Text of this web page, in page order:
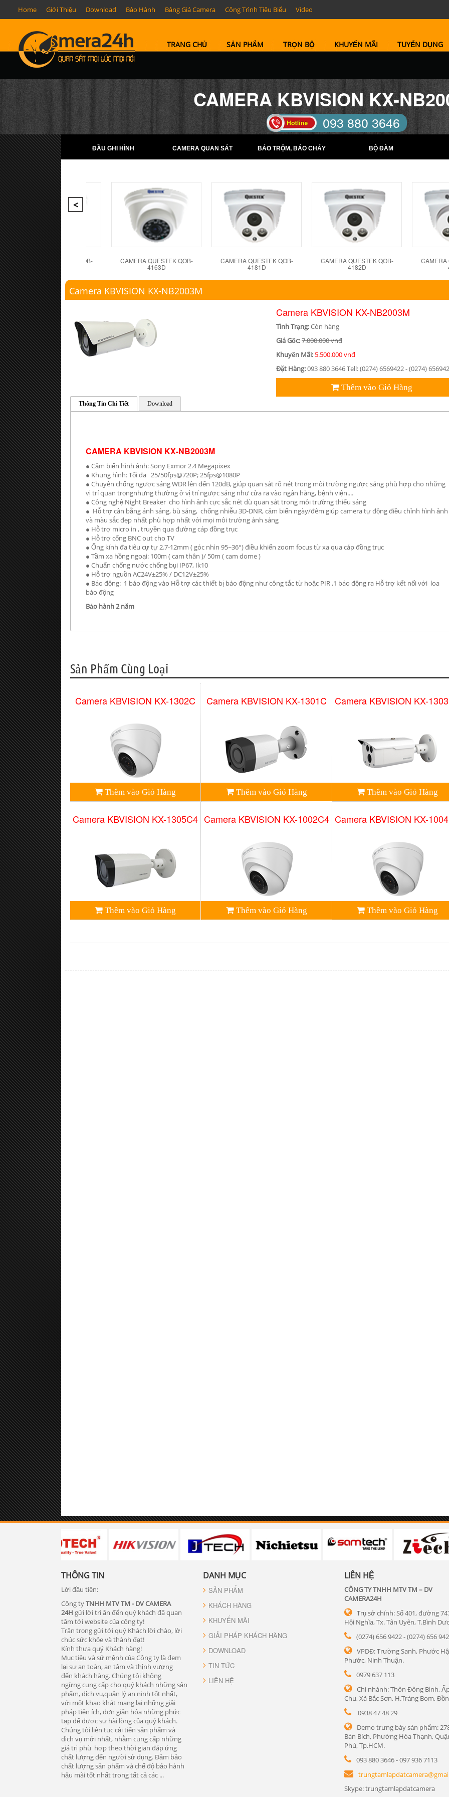
Home Giới Thiệu Download Bảo Hành Bảng Giá Camera Công Trình Tiêu Biểu Video
TRANG CHỦ SẢN PHẨM TRỌN BỘ KHUYẾN MÃI TUYỂN DỤNG
CAMERA KBVISION KX-
093 880 3646
TELL: (0274) 6569422 -
(0274) 6569423
ĐẦU GHI HÌNH CAMERA QUAN SÁT BÁO TRỘM, BÁO CHÁY BỘ ĐÀM
CAMERA QUESTEK QOB-
4162D
CAMERA QUESTEK QOB-
4163D
CAMERA QUESTEK QOB-
4181D
CAMERA QUESTEK QOB-
4182D
CAMERA
Camera KBVISION KX-NB2003M
Camera KBVISION KX-NB2003M
Tình Trạng:Còn hàng
Giá Gốc:7.000.000 vnđ
Khuyến Mãi: 5.500.000 vnđ
Đặt Hàng:093 880 3646 Tell: (0274) 6569422 - (0274)
Thêm vào Giỏ Hàng
Thông Tin Chi Tiết Download
CAMERA KBVISION KX-NB2003M
● Cảm biến hình ảnh: Sony Exmor 2.4 Megapixex
● Khung hình: Tối đa 25/50fps@720P; 25fps@1080P
● Chuyên chống ngược sáng WDR lên đến 120dB, giúp quan sát rõ nét trong môi trường ngược sáng phù hợp cho những
vị trí quan trọngnhưng thường ở vị trí ngược sáng như cửa ra vào ngân hàng, bệnh viện....
● Công nghệ Night Breaker cho hình ảnh cực sắc nét dù quan sát trong môi trường thiếu sáng
● Hỗ trợ cân bằng ánh sáng, bù sáng, chống nhiễu 3D-DNR, cảm biến ngày/đêm giúp camera tự động điều chỉnh hình ảnh
và màu sắc đẹp nhất phù hợp nhất với mọi môi trường ánh sáng
● Hỗ trợ micro in , truyền qua đường cáp đồng trục
● Hỗ trợ cổng BNC out cho TV
● Ống kính đa tiêu cự tự 2.7-12mm ( góc nhìn 95~36°) điều khiển zoom focus từ xa qua cáp đồng trục
● Tầm xa hồng ngoại: 100m ( cam thân )/ 50m ( cam dome )
● Chuẩn chống nước chống bụi IP67, Ik10
● Hỗ trợ nguồn AC24V±25% / DC12V±25%
● Báo động: 1 báo động vào Hỗ trợ các thiết bị báo động như công tắc từ hoặc PIR ,1 báo động ra Hỗ trợ kết nối với loa
báo động
Bảo hành 2 năm
Sản Phẩm Cùng Loại
Camera KBVISION KX-1302C
Thêm vào Giỏ Hàng
Camera KBVISION KX-1301C
Thêm vào Giỏ Hàng
Camera KBVISION KX-
Thêm vào Giỏ Hàng
Camera KBVISION KX-1305C4
Thêm vào Giỏ Hàng
Camera KBVISION KX-1002C4
Thêm vào Giỏ Hàng
Camera KBVISION KX-
Thêm vào Giỏ Hàng
THÔNG TIN
Lời đầu tiên:
Công tyTNHH MTV TM - DV CAMERA
24H gửi lời tri ân đến quý khách đã quan
tâm tới website của công ty!
Trân trọng gửi tới quý Khách lời chào, lời
chúc sức khỏe và thành đạt!
Kính thưa quý Khách hàng!
Mục tiêu và sứ mệnh của Công ty là đem
lại sự an toàn, an tâm và thịnh vượng
đến khách hàng. Chúng tôi không
ngừng cung cấp cho quý khách những sản
phẩm, dịch vụ,quản lý an ninh tốt nhất,
với một khao khát mang lại những giải
pháp tiện ích, đơn giản hóa những phức
tạp để được sự hài lòng của quý khách.
Chúng tôi liên tuc cải tiến sản phẩm và
dịch vụ mới nhất, nhằm cung cấp những
giá trị phù hợp theo thời gian đáp ứng
chất lượng đến người sử dụng. Đảm bảo
chất lượng sản phẩm và chế độ bảo hành
hậu mãi tốt nhất trong tất cả các ...
DANH MỤC
SẢN PHẨM
KHÁCH HÀNG
KHUYẾN MÃI
GIẢI PHÁP KHÁCH HÀNG
DOWNLOAD
TIN TỨC
LIÊN HỆ
LIÊN HỆ
CÔNG TY TNHH MTV TM – DV
CAMERA24H
Trụ sở chính: Số 401, đường
Hội Nghĩa, Tx. Tân Uyên, T.Bình
(0274) 656 9422 - (0274) 656
VPDĐ: Trường Sanh, Phước
Phước, Ninh Thuận.
0979 637 113
Chi nhánh: Thôn Đông Bình,
Chu, Xã Bắc Sơn, H.Trảng Bom,
0938 47 48 29
Demo trưng bày sản phẩm:
Bán Bích, Phường Hòa Thạnh,
Phú, Tp.HCM.
093 880 3646 - 097 936 7113
Skype: trungtamlapdatcamera